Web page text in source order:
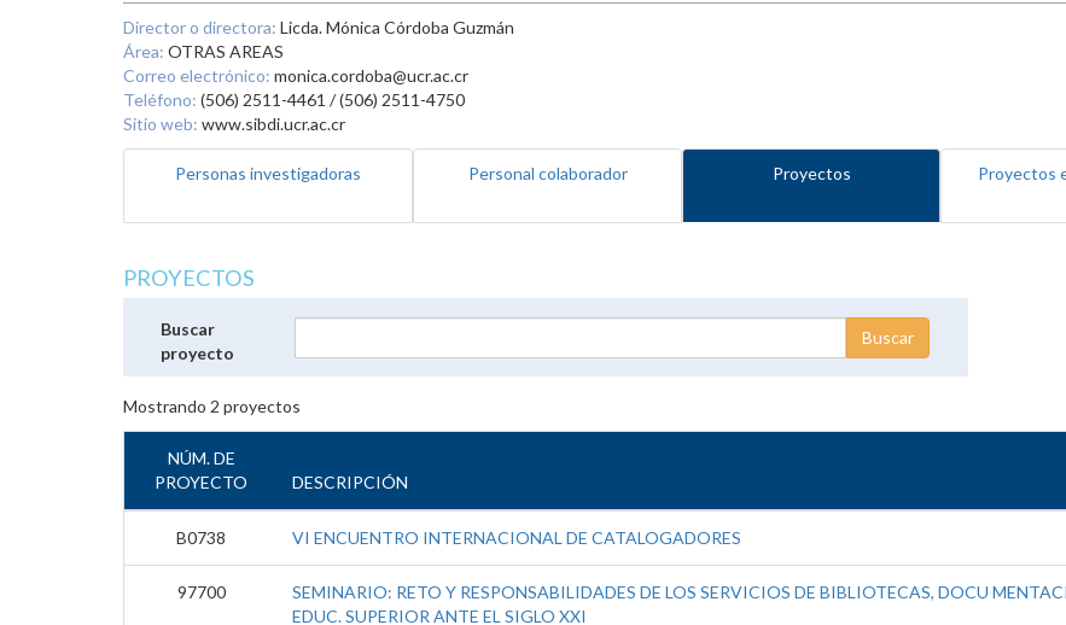
Director o directora: Licda. Mónica Córdoba Guzmán
Área: OTRAS AREAS
Correo electrónico: monica.cordoba@ucr.ac.cr
Teléfono: (506) 2511-4461 / (506) 2511-4750
Sitio web: www.sibdi.ucr.ac.cr
Personas investigadoras Personal colaborador Proyectos Proyectos
PROYECTOS
Buscar
proyecto
Mostrando 2 proyectos
NÚM. DE
PROYECTO
DESCRIPCIÓN
B0738 VI ENCUENTRO INTERNACIONAL DE CATALOGADORES
97700
SEMINARIO: RETO Y RESPONSABILIDADES DE LOS SERVICIOS DE BIBLIOTECAS, DOCU
EDUC. SUPERIOR ANTE EL SIGLO XXI